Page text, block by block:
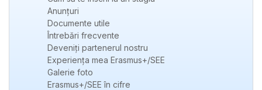
Anunțuri
Documente utile
Întrebări frecvente
Deveniți partenerul nostru
Experienţa mea Erasmus+/SEE
Galerie foto
Erasmus+/SEE în cifre